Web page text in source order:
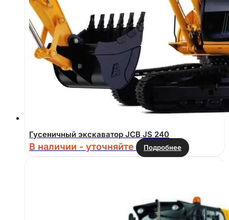
Гусеничный экскаватор JCB JS 240
В наличии - уточняйте Подробнее